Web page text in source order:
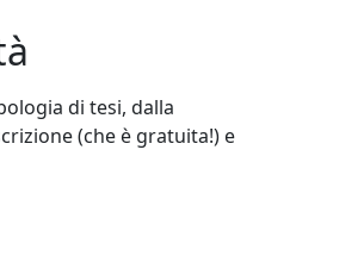
di tesi, dalla
(che è gratuita!) e